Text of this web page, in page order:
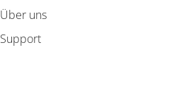
Über uns
Support